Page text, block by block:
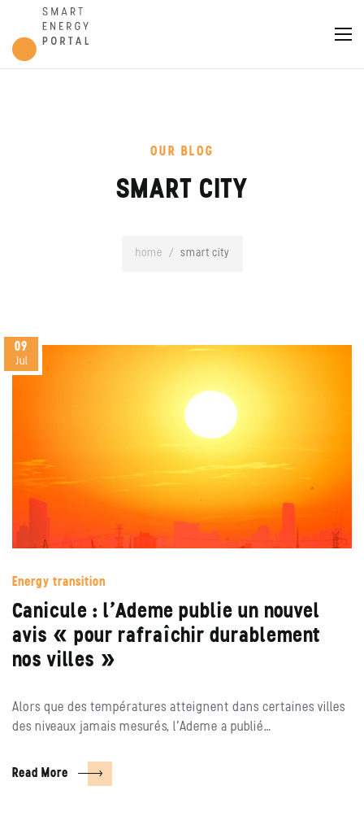
OUR BLOG
SMART CITY
home / smart city
09
Jul
Energy transition
Canicule : l’Ademe publie un nouvel
avis « pour rafraîchir durablement
nos villes »
Alors que des températures atteignent dans certaines villes
des niveaux jamais mesurés, l’Ademe a publié…
Read More